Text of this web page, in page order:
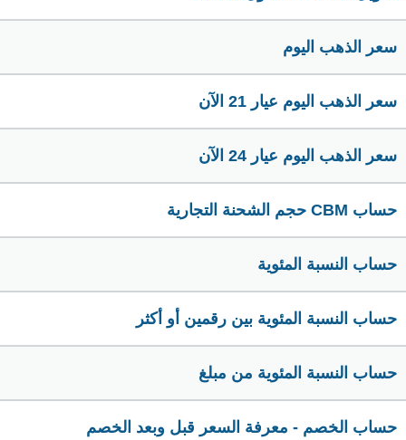
سعر الذهب اليوم
سعر الذهب اليوم عيار 21 الآن
سعر الذهب اليوم عيار 24 الآن
حساب CBM حجم الشحنة التجارية
حساب النسبة المئوية
حساب النسبة المئوية بين رقمين أو أكثر
حساب النسبة المئوية من مبلغ
حساب الخصم - معرفة السعر قبل وبعد الخصم